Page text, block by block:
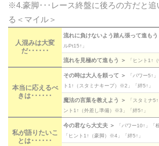
※4.豪脚･･･レース終盤に後ろの方だと追
る＜マイル＞
人混みは大変
だ･･････
流れに負けないよう踏ん張って進もう
ルPt15↑」
流れを見極めて進もう ＞ 「ヒント1↑
本当に応えるべ
きは･･････
その時は大人を頼って ＞
「パワー5↑
ト1↑（スタミナキープ）※2」「絆5↑」
魔法の言葉を教えよう ＞
「スタミナ
ント1↑（外差し準備）※3」「絆5↑」
私が語りたいこ
とは･･････
今の君なら大丈夫 ＞
「パワー10↑」「
「ヒント1↑（豪脚）※4」「絆5↑」